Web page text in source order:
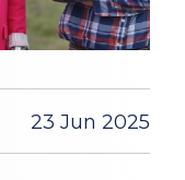
23 Jun 2025